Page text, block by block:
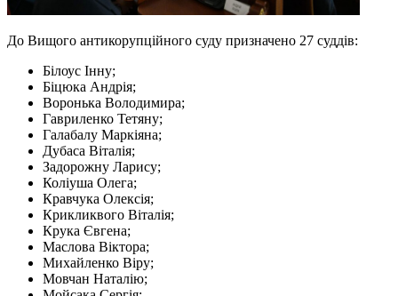
До Вищого антикорупційного суду призначено 27 суддів:
Білоус Інну;
Біцюка Андрія;
Воронька Володимира;
Гавриленко Тетяну;
Галабалу Маркіяна;
Дубаса Віталія;
Задорожну Ларису;
Коліуша Олега;
Кравчука Олексія;
Крикликвого Віталія;
Крука Євгена;
Маслова Віктора;
Михайленко Віру;
Мовчан Наталію;